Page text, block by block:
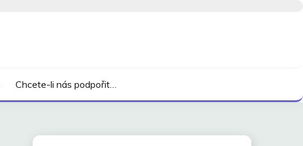
Chcete-li nás podpořit…